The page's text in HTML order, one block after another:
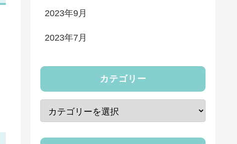
2023年9月
2023年7月
カテゴリー